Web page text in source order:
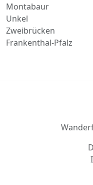
Rodalben
Neustadt an der
Bad Neuenahr-
Montabaur
Frankenthal-Pfalz